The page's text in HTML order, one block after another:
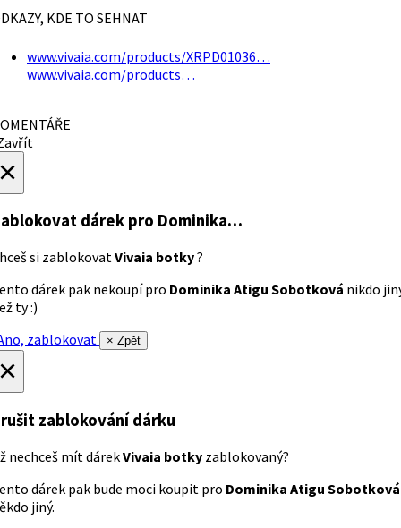
KDE TO SEHNAT
www.vivaia.com/products/XRPD01036…
www.vivaia.com/products…
dárek pro Dominika…
si zablokovatVivaia botky?
dárek pak nekoupí pro Dominika Atigu Sobotková nikdo
ty :)
zablokovat
× Zpět
zablokování dárku
nechceš mít dárekVivaia botky zablokovaný?
dárek pak bude moci koupit pro Dominika Atigu Sobotková
jiný.